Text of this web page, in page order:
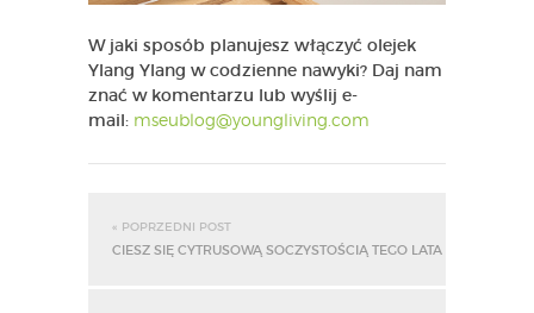
W jaki sposób planujesz włączyć olejek
Ylang Ylang w codzienne nawyki? Daj nam
znać w komentarzu lub wyślij e-
mail: mseublog@youngliving.com
« POPRZEDNI POST
CIESZ SIĘ CYTRUSOWĄ SOCZYSTOŚCIĄ TEGO LATA